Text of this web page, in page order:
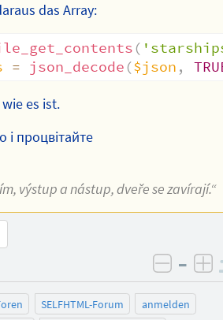
das Array:
(
= json_decode ($json ,
es ist.
і процвітайте
výstup a nástup, dveře se zavírají.“
–
SELFHTML-Forum
anmelden